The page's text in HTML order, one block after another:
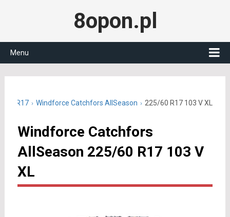
8opon.pl
Menu
60 R17 Windforce Catchfors AllSeason 225/60 R17 103 V XL
Windforce Catchfors
AllSeason 225/60 R17 103 V
XL